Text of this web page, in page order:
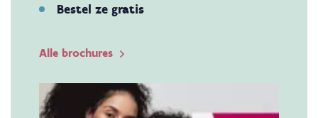
Bestel ze gratis
Alle brochures